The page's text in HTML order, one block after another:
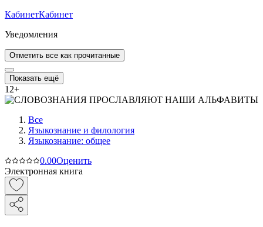
КабинетКабинет
Уведомления
Отметить все как прочитанные
Показать ещё
12+
Все
Языкознание и филология
Языкознание: общее
0.00Оценить
Электронная книга